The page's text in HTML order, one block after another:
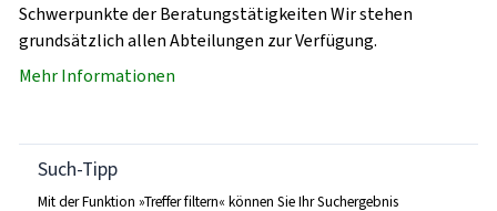
Schwerpunkte der Beratungstätigkeiten Wir stehen
grundsätzlich allen Abteilungen zur Verfügung.
Mehr Informationen
Such-Tipp
Mit der Funktion »Treffer filtern« können Sie Ihr Suchergebnis